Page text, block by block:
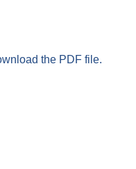
the PDF file.